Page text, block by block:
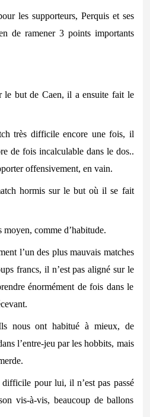
les supporteurs, Perquis et ses
de ramener 3 points importants
le but de Caen, il a ensuite fait le
très difficile encore une fois, il
de fois incalculable dans le dos..
offensivement, en vain.
hormis sur le but où il se fait
moyen, comme d’habitude.
l’un des plus mauvais matches
francs, il n’est pas aligné sur le
énormément de fois dans le
nous ont habitué à mieux, de
l’entre-jeu par les hobbits, mais
difficile pour lui, il n’est pas passé
vis-à-vis, beaucoup de ballons